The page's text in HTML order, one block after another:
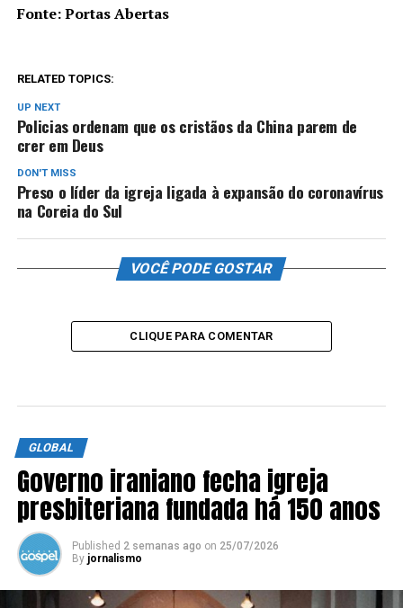
Fonte: Portas Abertas
RELATED TOPICS:
UP NEXT
Policias ordenam que os cristãos da China parem de
crer em Deus
DON'T MISS
Preso o líder da igreja ligada à expansão do coronavírus
na Coreia do Sul
VOCÊ PODE GOSTAR
CLIQUE PARA COMENTAR
GLOBAL
Governo iraniano fecha igreja
presbiteriana fundada há 150 anos
Published 2 semanas ago on 25/07/2026
By jornalismo